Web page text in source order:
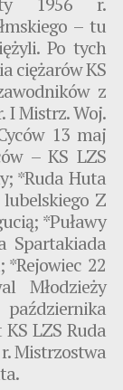
– tu
Po tych
ciężarów KS
z
I Mistrz. Woj.
13 maj
– KS LZS
*Ruda Huta
lubelskiego Z
*Puławy
Spartakiada
*Rejowiec 22
Młodzieży
LZS Ruda
Mistrzostwa